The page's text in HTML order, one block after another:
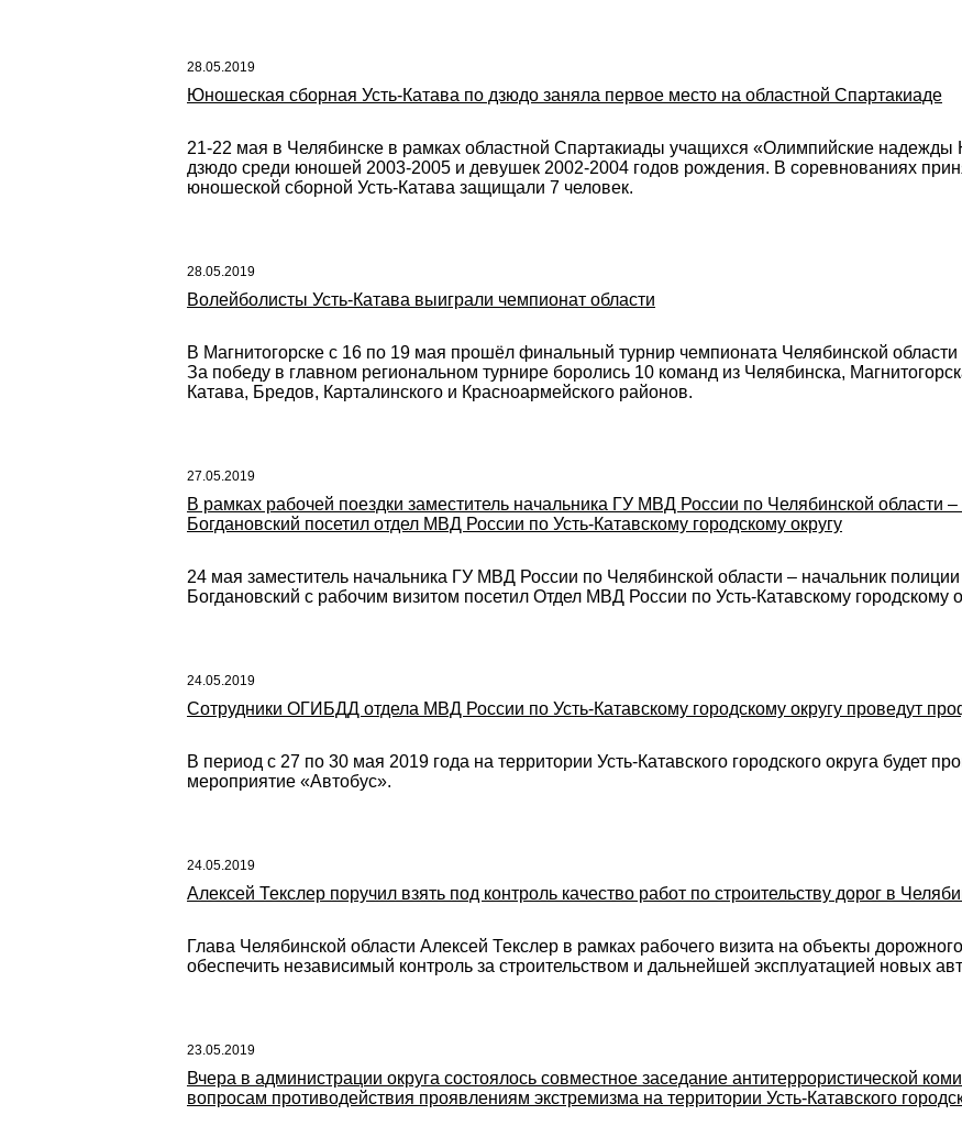
28.05.2019
Юношеская сборная Усть-Катава по дзюдо заняла первое место на областной Спартакиаде
21-22 мая в Челябинске в рамках областной Спартакиады учащихся «Олимпийские надежды
дзюдо среди юношей 2003-2005 и девушек 2002-2004 годов рождения. В соревнованиях
юношеской сборной Усть-Катава защищали 7 человек.
28.05.2019
Волейболисты Усть-Катава выиграли чемпионат области
В Магнитогорске с 16 по 19 мая прошёл финальный турнир чемпионата Челябинской
За победу в главном региональном турнире боролись 10 команд из Челябинска,
Катава, Бредов, Карталинского и Красноармейского районов.
27.05.2019
В рамках рабочей поездки заместитель начальника ГУ МВД России по Челябинской области
Богдановский посетил отдел МВД России по Усть-Катавскому городскому округу
24 мая заместитель начальника ГУ МВД России по Челябинской области – начальник
Богдановский с рабочим визитом посетил Отдел МВД России по Усть-Катавскому городскому
24.05.2019
Сотрудники ОГИБДД отдела МВД России по Усть-Катавскому городскому округу проведут
В период с 27 по 30 мая 2019 года на территории Усть-Катавского городского округа будет
мероприятие «Автобус».
24.05.2019
Алексей Текслер поручил взять под контроль качество работ по строительству дорог в
Глава Челябинской области Алексей Текслер в рамках рабочего визита на объекты
обеспечить независимый контроль за строительством и дальнейшей эксплуатацией новых
23.05.2019
Вчера в администрации округа состоялось совместное заседание антитеррористической
вопросам противодействия проявлениям экстремизма на территории Усть-Катавского